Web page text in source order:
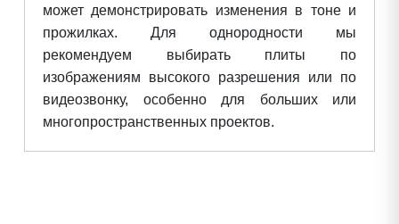
может демонстрировать изменения в тоне и
прожилках. Для однородности мы
рекомендуем выбирать плиты по
изображениям высокого разрешения или по
видеозвонку, особенно для больших или
многопространственных проектов.